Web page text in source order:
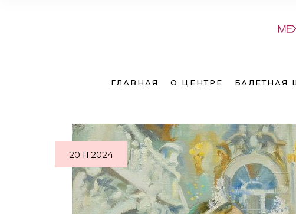
ГЛАВНАЯ О ЦЕНТРЕ БАЛЕТНАЯ
Расписание
Запись в группу
Стоимость
Расписание
Запись в
Стоимость
Запись в группу
Запись в
20.11.2024